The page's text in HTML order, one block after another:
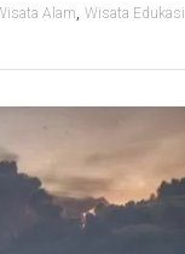
Alam, Wisata Edukasi